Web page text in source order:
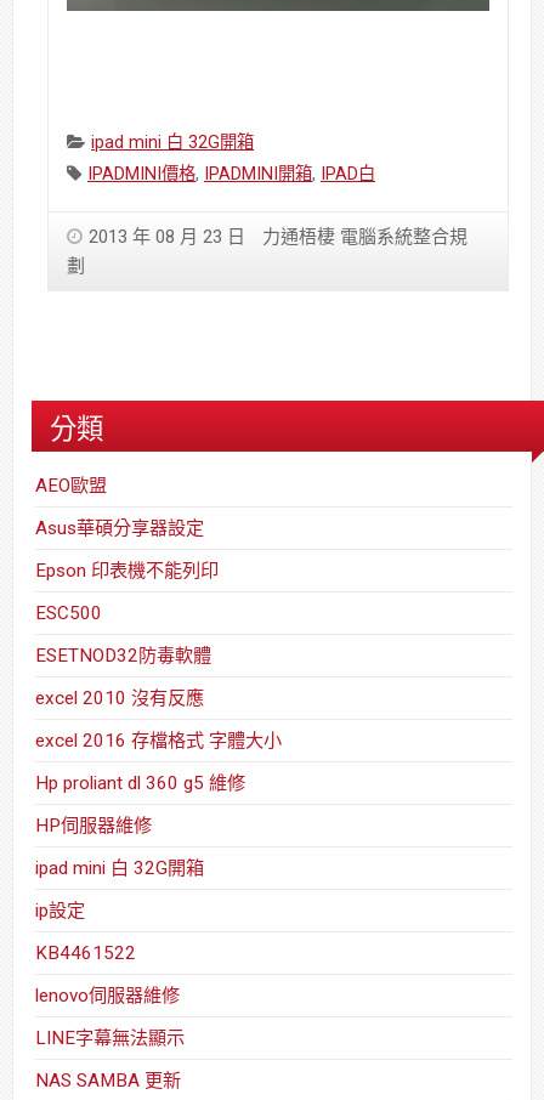
Categories:
ipad mini 白 32G開箱
Tags:
IPADMINI價格, IPADMINI開箱, IPAD白
2013 年 08 月 23 日
力通梧棲 電腦系統整合規
劃
分類
AEO歐盟
Asus華碩分享器設定
Epson 印表機不能列印
ESC500
ESETNOD32防毒軟體
excel 2010 沒有反應
excel 2016 存檔格式 字體大小
Hp proliant dl 360 g5 維修
HP伺服器維修
ipad mini 白 32G開箱
ip設定
KB4461522
lenovo伺服器維修
LINE字幕無法顯示
NAS SAMBA 更新